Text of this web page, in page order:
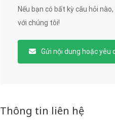
Nếu bạn có bất kỳ câu hỏi
với chúng tôi!
Gửi nội dung hoặc yêu
Thông tin liên hệ